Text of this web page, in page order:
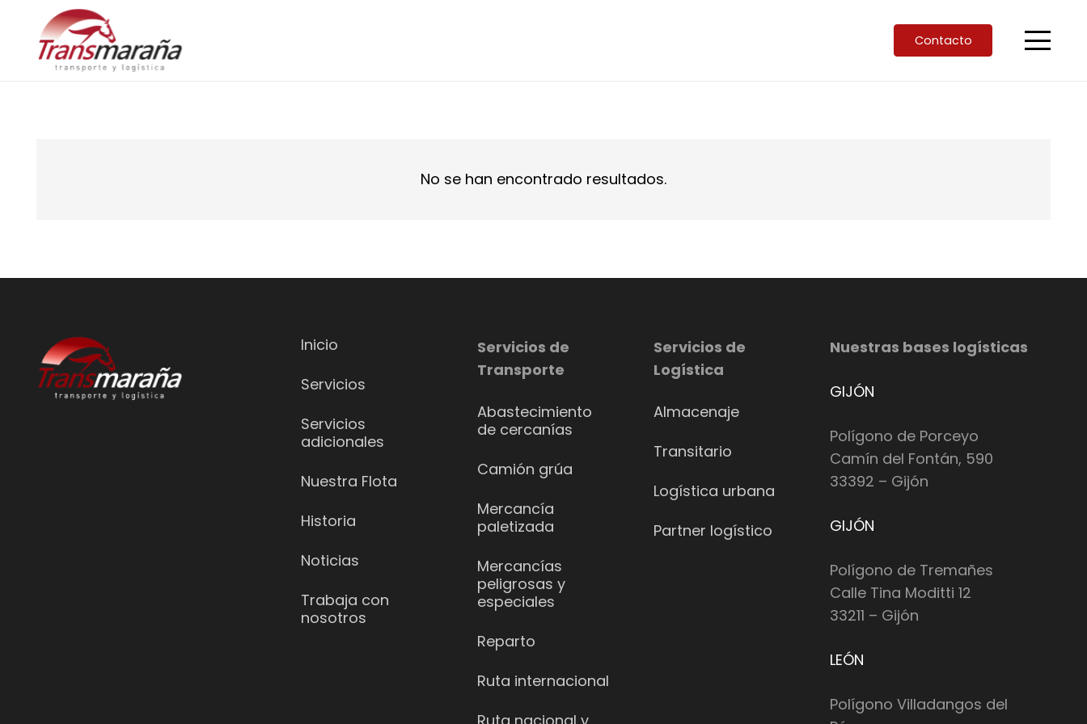
Contacto
No se han encontrado resultados.
Inicio
Servicios
Servicios
adicionales
Nuestra Flota
Historia
Noticias
Trabaja con
nosotros
Servicios de
Transporte
Abastecimiento
de cercanías
Camión grúa
Mercancía
paletizada
Mercancías
peligrosas y
especiales
Reparto
Ruta internacional
Servicios de
Logística
Almacenaje
Transitario
Logística urbana
Partner logístico
Nuestras bases logísticas
GIJÓN
Polígono de Porceyo
Camín del Fontán, 590
33392 – Gijón
GIJÓN
Polígono de Tremañes
Calle Tina Moditti 12
33211 – Gijón
LEÓN
Polígono Villadangos del